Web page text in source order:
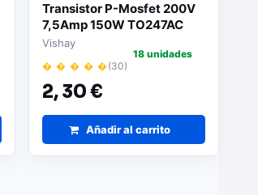
Transistor P-Mosfet 200V
7,5Amp 150W TO247AC
IRFP9240PBF
Vishay
� � � � �(30)
2,30 €
18 unidades
Añadir al carrito